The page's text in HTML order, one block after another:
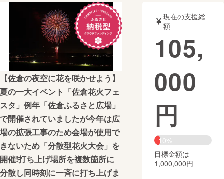
アート・写真 音楽
テクノロジー・ガジェット ゲーム・サ
映像・映画
ビジネス・起業
まちづくり・地域活性化
CAMPFIRE for Social Good
CAMPFIRE Creation
CAMPFIREふるさと納税machi-ya コミュニティ
【佐倉の夜空に花を咲かせよう】
夏の一大イベント「佐倉花火フェ
スタ」例年「佐倉ふるさと広場」
で開催されていましたが今年は広
場の拡張工事のため会場が使用で
きないため「分散型花火大会」を
開催!打ち上げ場所を複数箇所に
分散し同時刻に一斉に打ち上げま
現在の支援総
額
105,
000
円
10%
目標金額は
1,000,000円